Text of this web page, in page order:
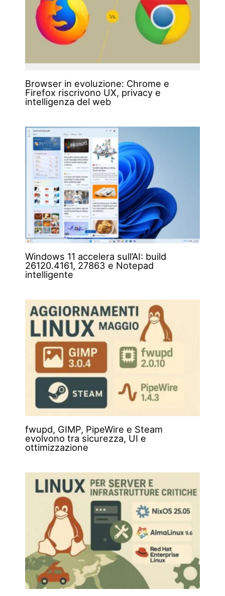
Browser in evoluzione: Chrome e
Firefox riscrivono UX, privacy e
intelligenza del web
Windows 11 accelera sull’AI: build
26120.4161, 27863 e Notepad
intelligente
fwupd, GIMP, PipeWire e Steam
evolvono tra sicurezza, UI e
ottimizzazione